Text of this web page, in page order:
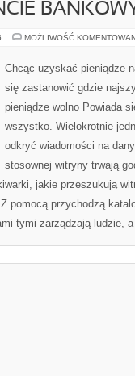
MOŻLIWOŚĆ
Chcąc uzyskać pieniądze
się zastanowić gdzie
pieniądze wolno Powiada
wszystko. Wielokrotnie
odkryć wiadomości na
stosownej witryny trwają
jakie przeszukują
pomocą przychodzą
tymi zarządzają ludzie,